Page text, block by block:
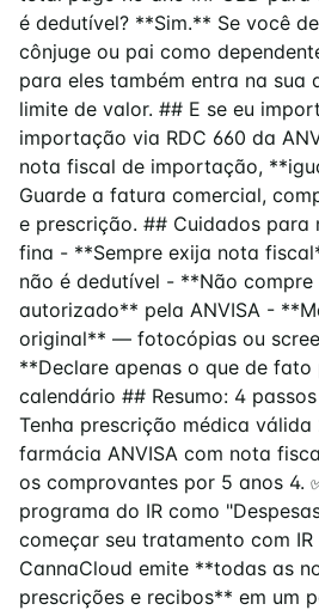
é dedutível? **Sim.** Se você
cônjuge ou pai como
para eles também entra na sua
limite de valor. ## E se eu
importação via RDC 660 da
nota fiscal de importação,
Guarde a fatura comercial,
e prescrição. ## Cuidados para
fina - **Sempre exija nota
não é dedutível - **Não
autorizado** pela ANVISA -
original** — fotocópias ou
**Declare apenas o que de
calendário ## Resumo: 4
Tenha prescrição médica válida
farmácia ANVISA com nota
os comprovantes por 5 anos 4.
programa do IR como
começar seu tratamento com
CannaCloud emite **todas as
prescrições e recibos** em um